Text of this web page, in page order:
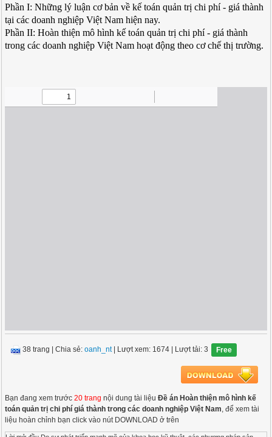
Phần I: Những lý luận cơ bản về kế toán quản trị chi phí - giá thành
tại các doanh nghiệp Việt Nam hiện nay.
Phần II: Hoàn thiện mô hình kế toán quản trị chi phí - giá thành
trong các doanh nghiệp Việt Nam hoạt động theo cơ chế thị trường.
38 trang |Chia sẻ:oanh_nt| Lượt xem: 1674 | Lượt tải: 3 Free
Bạn đang xem trước20 trang nội dung tài liệuĐề án Hoàn thiện mô hình kế
toán quản trị chi phí giá thành trong các doanh nghiệp Việt Nam, để xem tài
liệu hoàn chỉnh bạn click vào nút DOWNLOAD ở trên